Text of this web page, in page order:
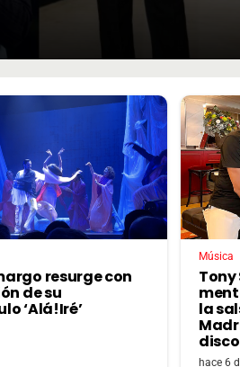
resurge con
de su
‘Alá!Iré’
Música
Tony
la
disco
hace 6